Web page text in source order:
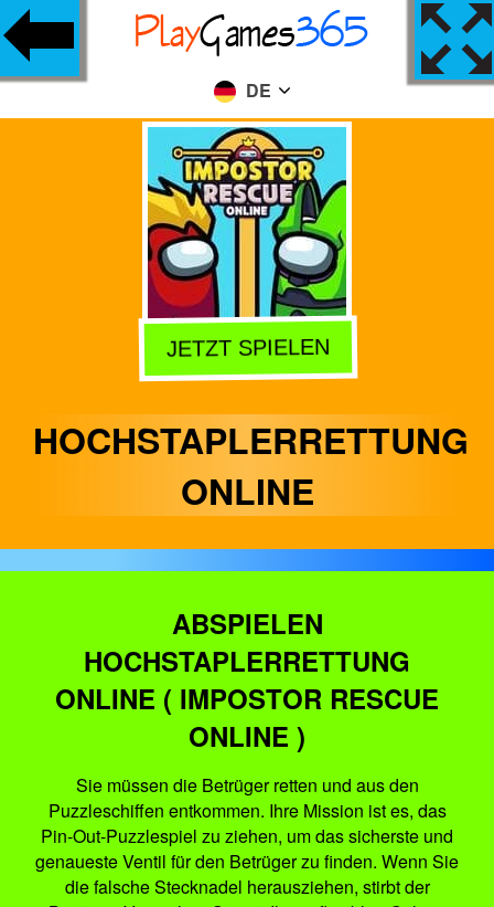
DE
JETZT SPIELEN
HOCHSTAPLERRETTUNG
ONLINE
ABSPIELEN
HOCHSTAPLERRETTUNG
ONLINE ( IMPOSTOR RESCUE
ONLINE )
Sie müssen die Betrüger retten und aus den
Puzzleschiffen entkommen. Ihre Mission ist es, das
Pin-Out-Puzzlespiel zu ziehen, um das sicherste und
genaueste Ventil für den Betrüger zu finden. Wenn Sie
die falsche Stecknadel herausziehen, stirbt der